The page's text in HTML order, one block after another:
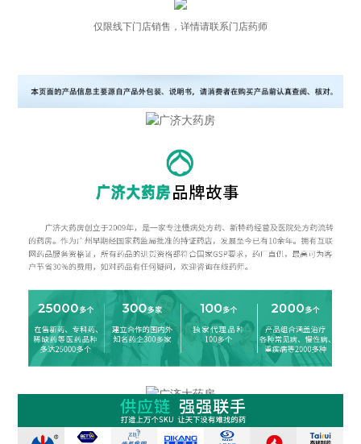
仅限线下门店销售，详情请联系门店药师